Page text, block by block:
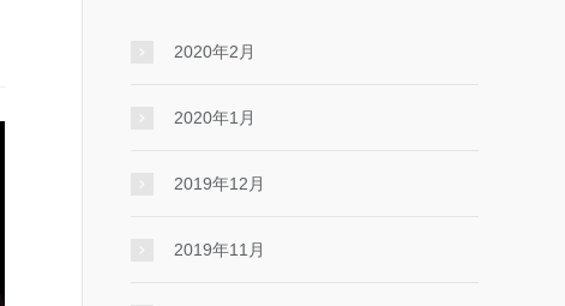
2020年2月
2020年1月
2019年12月
2019年11月